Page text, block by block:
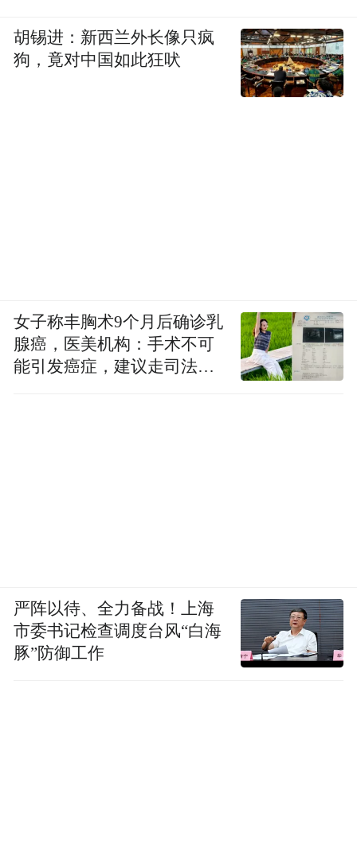
胡锡进：新西兰外长像只疯
狗，竟对中国如此狂吠
女子称丰胸术9个月后确诊乳
腺癌，医美机构：手术不可
能引发癌症，建议走司法途
严阵以待、全力备战！上海
市委书记检查调度台风“白海
豚”防御工作